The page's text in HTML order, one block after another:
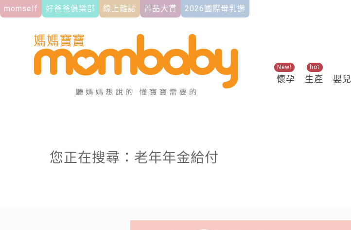
momself 好爸爸俱樂部 線上雜誌 菁品大賞 2026國際母乳週
懷孕
New!
生產
hot
嬰兒
關鍵熱搜
您正在搜尋：老年年金給付